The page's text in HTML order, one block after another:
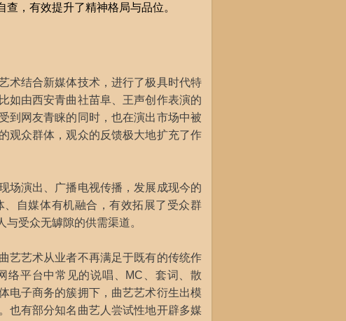
，有效提升了精神格局与品位。
结合新媒体技术，进行了极具时代特
如由西安青曲社苗阜、王声创作表演的
到网友青睐的同时，也在演出市场中被
观众群体，观众的反馈极大地扩充了作
演出、广播电视传播，发展成现今的
自媒体有机融合，有效拓展了受众群
受众无罅隙的供需渠道。
艺术从业者不再满足于既有的传统作
络平台中常见的说唱、MC、套词、散
电子商务的簇拥下，曲艺艺术衍生出模
也有部分知名曲艺人尝试性地开辟多媒